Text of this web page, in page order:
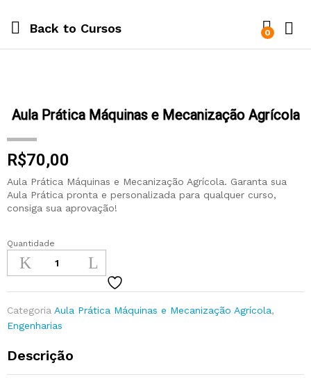
Back to Cursos 0
Aula Prática Máquinas e Mecanização Agrícola
R$70,00
Aula Prática Máquinas e Mecanização Agrícola. Garanta sua
Aula Prática pronta e personalizada para qualquer curso,
consiga sua aprovação!
Quantidade
Categoria Aula Prática Máquinas e Mecanização Agrícola,
Engenharias
Descrição